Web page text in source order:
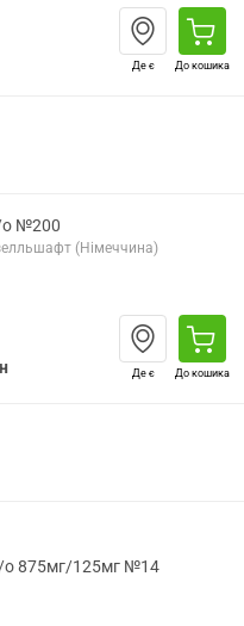
Де є До кошика
о №200
(Німеччина)
Де є До кошика
о 875мг/125мг №14